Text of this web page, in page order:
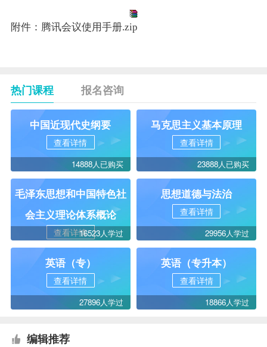
附件：腾讯会议使用手册.zip
热门课程 报名咨询
中国近现代史纲要
查看详情
14888人已购买
马克思主义基本原理
查看详情
23888人已购买
毛泽东思想和中国特色社
会主义理论体系概论
查看详情16523人学过
思想道德与法治
查看详情
29956人学过
英语（专）
查看详情
27896人学过
英语（专升本）
查看详情
18866人学过
编辑推荐